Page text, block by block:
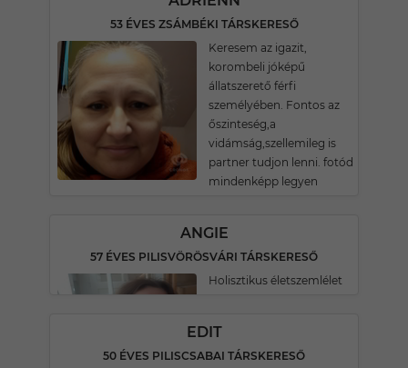
53 ÉVES ZSÁMBÉKI TÁRSKERESŐ
Keresem az igazit,
korombeli jóképű
állatszerető férfi
személyében. Fontos az
őszinteség,a
vidámság,szellemileg is
partner tudjon lenni. fotód
mindenképp legyen
ANGIE
57 ÉVES PILISVÖRÖSVÁRI TÁRSKERESŐ
Holisztikus életszemlélet
EDIT
50 ÉVES PILISCSABAI TÁRSKERESŐ